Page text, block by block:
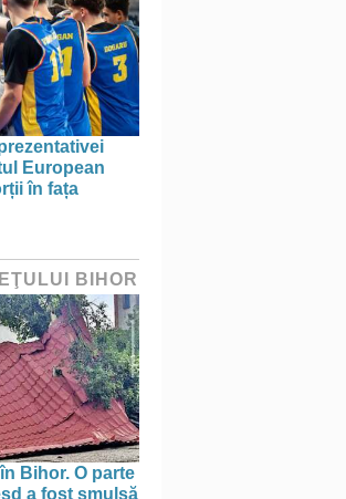
European
în fața
BIHOR
Bihor. O parte
a fost smulsă